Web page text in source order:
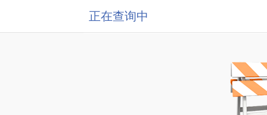
正在查询中